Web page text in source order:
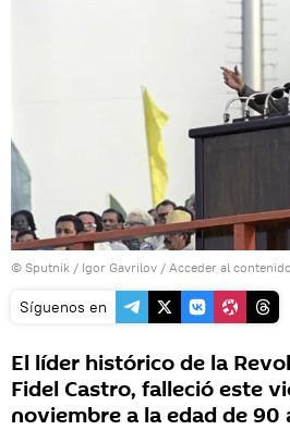
© Sputnik / Igor Gavrilov / Acceder al
Síguenos en
El líder histórico de la
Fidel Castro, falleció este
noviembre a la edad de 90